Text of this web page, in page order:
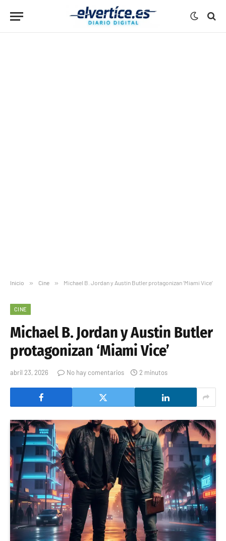
Inicio » Cine » Michael B. Jordan y Austin Butler protagonizan ‘Miami Vice’
CINE
Michael B. Jordan y Austin Butler
protagonizan ‘Miami Vice’
abril 23, 2026 No hay comentarios 2 minutos